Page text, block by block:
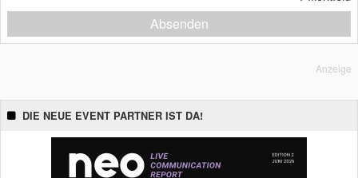
Absenden
Anzeige
DIE NEUE EVENT PARTNER IST DA!